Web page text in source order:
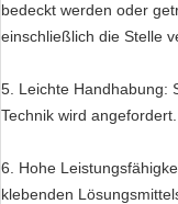
bedeckt werden oder
einschließlich die Stelle
5. Leichte Handhabung:
Technik wird angefordert.
6. Hohe
klebenden